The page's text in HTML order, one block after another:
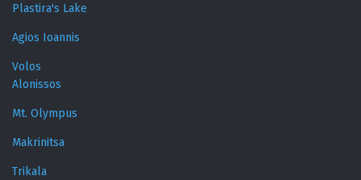
Plastira's Lake
Agios Ioannis
Volos
Alonissos
Mt. Olympus
Makrinitsa
Trikala